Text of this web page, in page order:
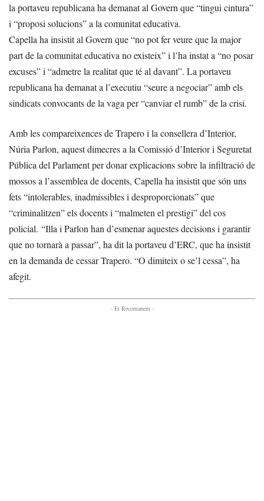
la portaveu republicana ha demanat al Govern que “tingui cintura”
i “proposi solucions” a la comunitat educativa.
Capella ha insistit al Govern que “no pot fer veure que la major
part de la comunitat educativa no existeix” i l’ha instat a “no posar
excuses” i “admetre la realitat que té al davant”. La portaveu
republicana ha demanat a l’executiu “seure a negociar” amb els
sindicats convocants de la vaga per “canviar el rumb” de la crisi.
Amb les compareixences de Trapero i la consellera d’Interior,
Núria Parlon, aquest dimecres a la Comissió d’Interior i Seguretat
Pública del Parlament per donar explicacions sobre la infiltració de
mossos a l’assemblea de docents, Capella ha insistit que són uns
fets “intolerables, inadmissibles i desproporcionats” que
“criminalitzen” els docents i “malmeten el prestigi” del cos
policial. “Illa i Parlon han d’esmenar aquestes decisions i garantir
que no tornarà a passar”, ha dit la portaveu d’ERC, que ha insistit
en la demanda de cessar Trapero. “O dimiteix o se’l cessa”, ha
afegit.
- Et Recomanem -